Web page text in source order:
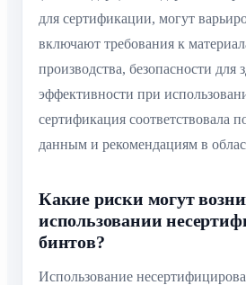
для сертификации, могут
включают требования к
производства, безопасности для
эффективности при
сертификация соответствовала
данным и рекомендациям в
Какие риски могут
использовании
бинтов?
Использование